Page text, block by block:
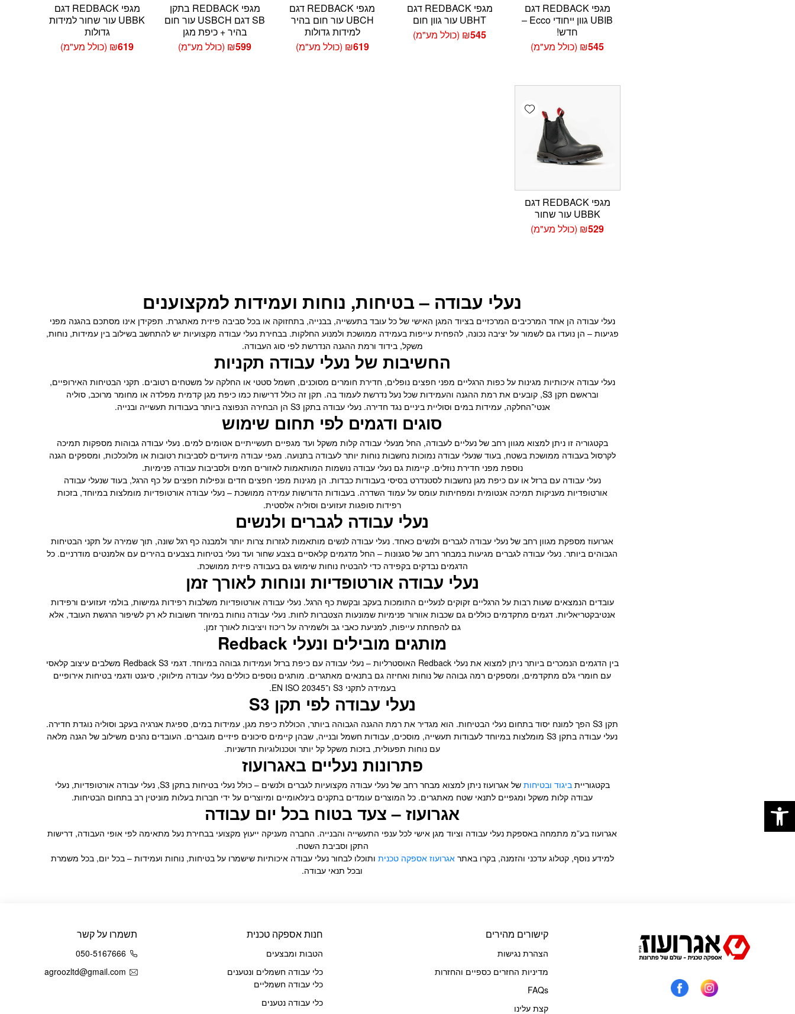
מגפי REDBACK דגם
UBIB גוון ייחודי Ecco –
חדש!
₪545 (כולל מע"מ)
מגפי REDBACK דגם
UBHT עור גוון חום
₪545 (כולל מע"מ)
מגפי REDBACK דגם
UBCH עור חום בהיר
למידות גדולות
₪619 (כולל מע"מ)
מגפי REDBACK בתקן
SB דגם USBCH עור חום
בהיר + כיפת מגן
₪599 (כולל מע"מ)
מגפי REDBACK דגם
UBBK עור שחור למידות
גדולות
₪619 (כולל מע"מ)
Add wishlist
מגפי REDBACK דגם
UBBK עור שחור
₪529 (כולל מע"מ)
נעלי עבודה – בטיחות, נוחות ועמידות למקצוענים
נעלי עבודה הן אחד המרכיבים המרכזיים בציוד המגן האישי של כל עובד בתעשייה, בבנייה, בתחזוקה או בכל סביבה פיזית מאתגרת. תפקידן אינו מסתכם בהגנה מפני
פגיעות – הן נועדו גם לשמור על יציבה נכונה, להפחית עייפות בעמידה ממושכת ולמנוע החלקות. בבחירת נעלי עבודה מקצועיות יש להתחשב בשילוב בין עמידות, נוחות,
משקל, בידוד ורמת ההגנה הנדרשת לפי סוג העבודה.
החשיבות של נעלי עבודה תקניות
נעלי עבודה איכותיות מגינות על כפות הרגליים מפני חפצים נופלים, חדירת חומרים מסוכנים, חשמל סטטי או החלקה על משטחים רטובים. תקני הבטיחות האירופיים,
ובראשם תקן S3, קובעים את רמת ההגנה והעמידות שכל נעל נדרשת לעמוד בה. תקן זה כולל דרישות כמו כיפת מגן קדמית מפלדה או מחומר מרוכב, סוליה
אנטי־החלקה, עמידות במים וסוליית ביניים נגד חדירה. נעלי עבודה בתקן S3 הן הבחירה הנפוצה ביותר בעבודות תעשייה ובנייה.
סוגים ודגמים לפי תחום שימוש
בקטגוריה זו ניתן למצוא מגוון רחב של נעליים לעבודה, החל מנעלי עבודה קלות משקל ועד מגפיים תעשייתיים אטומים למים. נעלי עבודה גבוהות מספקות תמיכה
לקרסול בעבודה ממושכת בשטח, בעוד שנעלי עבודה נמוכות נחשבות נוחות יותר לעבודה בתנועה. מגפי עבודה מיועדים לסביבות רטובות או מלוכלכות, ומספקים הגנה
נוספת מפני חדירת נוזלים. קיימות גם נעלי עבודה נושמות המותאמות לאזורים חמים ולסביבות עבודה פנימיות.
נעלי עבודה עם ברזל או עם כיפת מגן נחשבות לסטנדרט בסיסי בעבודות כבדות. הן מגינות מפני חפצים חדים ונפילות חפצים על כף הרגל, בעוד שנעלי עבודה
אורטופדיות מעניקות תמיכה אנטומית ומפחיתות עומס על עמוד השדרה. בעבודות הדורשות עמידה ממושכת – נעלי עבודה אורטופדיות מומלצות במיוחד, בזכות
רפידות סופגות זעזועים וסוליה אלסטית.
נעלי עבודה לגברים ולנשים
אגרועוז מספקת מגוון רחב של נעלי עבודה לגברים ולנשים כאחד. נעלי עבודה לנשים מותאמות לגזרות צרות יותר ולמבנה כף רגל שונה, תוך שמירה על תקני הבטיחות
הגבוהים ביותר. נעלי עבודה לגברים מגיעות במבחר רחב של סגנונות – החל מדגמים קלאסיים בצבע שחור ועד נעלי בטיחות בצבעים בהירים עם אלמנטים מודרניים. כל
הדגמים נבדקים בקפידה כדי להבטיח נוחות שימוש גם בעבודה פיזית ממושכת.
נעלי עבודה אורטופדיות ונוחות לאורך זמן
עובדים הנמצאים שעות רבות על הרגליים זקוקים לנעליים התומכות בעקב ובקשת כף הרגל. נעלי עבודה אורטופדיות משלבות רפידות גמישות, בולמי זעזועים ורפידות
אנטיבקטריאליות. דגמים מתקדמים כוללים גם שכבות אוורור פנימיות שמונעות הצטברות לחות. נעלי עבודה נוחות במיוחד חשובות לא רק לשיפור הרגשת העובד, אלא
גם להפחתת עייפות, למניעת כאבי גב ולשמירה על ריכוז ויציבות לאורך זמן.
מותגים מובילים ונעלי Redback
בין הדגמים הנמכרים ביותר ניתן למצוא את נעלי Redback האוסטרליות – נעלי עבודה עם כיפת ברזל ועמידות גבוהה במיוחד. דגמי Redback S3 משלבים עיצוב קלאסי
עם חומרי גלם מתקדמים, ומספקים רמה גבוהה של נוחות ואחיזה גם בתנאים מאתגרים. מותגים נוספים כוללים נעלי עבודה מילווקי, סיגנט ודגמי בטיחות אירופיים
בעמידה לתקני S3 ו־EN ISO 20345.
נעלי עבודה לפי תקן S3
תקן S3 הפך למונח יסוד בתחום נעלי הבטיחות. הוא מגדיר את רמת ההגנה הגבוהה ביותר, הכוללת כיפת מגן, עמידות במים, ספיגת אנרגיה בעקב וסוליה נוגדת חדירה.
נעלי עבודה בתקן S3 מומלצות במיוחד לעבודות תעשייה, מוסכים, עבודות חשמל ובנייה, שבהן קיימים סיכונים פיזיים מוגברים. העובדים נהנים משילוב של הגנה מלאה
עם נוחות תפעולית, בזכות משקל קל יותר וטכנולוגיות חדשניות.
פתרונות נעליים באגרועוז
בקטגוריית ביגוד ובטיחות
של אגרועוז ניתן למצוא מבחר רחב של נעלי עבודה מקצועיות לגברים ולנשים – כולל נעלי בטיחות בתקן S3, נעלי עבודה אורטופדיות, נעלי
עבודה קלות משקל ומגפיים לתנאי שטח מאתגרים. כל המוצרים עומדים בתקנים בינלאומיים ומיוצרים על ידי חברות בעלות מוניטין רב בתחום הבטיחות.
אגרועוז – צעד בטוח בכל יום עבודה
אגרועוז בע”מ מתמחה באספקת נעלי עבודה וציוד מגן אישי לכל ענפי התעשייה והבנייה. החברה מעניקה ייעוץ מקצועי בבחירת נעל מתאימה לפי אופי העבודה, דרישות
התקן וסביבת השטח.
למידע נוסף, קטלוג עדכני והזמנה, בקרו באתר אגרועוז אספקה טכנית ותוכלו לבחור נעלי עבודה איכותיות שישמרו על בטיחות, נוחות ועמידות – בכל יום, בכל משמרת
ובכל תנאי עבודה.
קישורים מהירים
הצהרת נגישות
מדיניות החזרים כספיים והחזרות
FAQs
קצת עלינו
חנות אספקה טכנית
הטבות ומבצעים
כלי עבודה חשמלים ונטענים
כלי עבודה חשמליים
כלי עבודה נטענים
תשמרו על קשר
050-5167666
agroozltd@gmail.com
פתח סרגל נגישות